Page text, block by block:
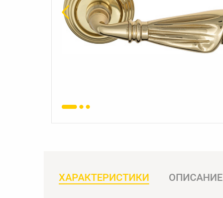
ХАРАКТЕРИСТИКИ ОПИСАНИЕ